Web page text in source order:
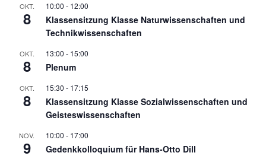
OKT.
8
10:00 - 12:00
Klassensitzung Klasse Naturwissenschaften und
Technikwissenschaften
OKT.
8
13:00 - 15:00
Plenum
OKT.
8
15:30 - 17:15
Klassensitzung Klasse Sozialwissenschaften und
Geisteswissenschaften
NOV.
9
10:00 - 17:00
Gedenkkolloquium für Hans-Otto Dill